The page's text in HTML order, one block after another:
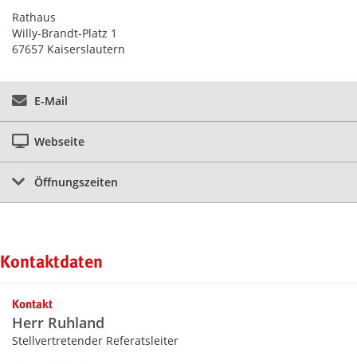
Rathaus
Willy-Brandt-Platz 1
67657 Kaiserslautern
E-Mail
Webseite
Öffnungszeiten
Kontaktdaten
Kontakt
Herr Ruhland
Stellvertretender Referatsleiter